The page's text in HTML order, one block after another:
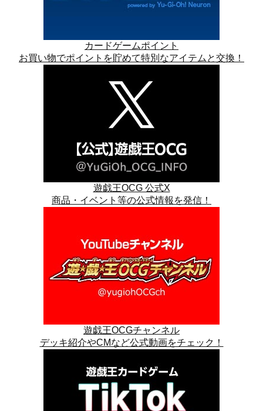
カードゲームポイント
お買い物でポイントを貯めて特別なアイテムと交換！
遊戯王OCG 公式X
商品・イベント等の公式情報を発信！
遊戯王OCGチャンネル
デッキ紹介やCMなど公式動画をチェック！